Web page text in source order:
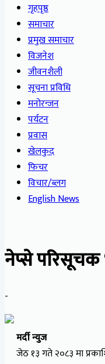
गृहपृष्ठ
समाचार
प्रमुख समाचार
विजनेश
जीवनशैली
सूचना प्रविधि
मनोरन्जन
पर्यटन
प्रवास
खेलकुद
फिचर
विचार/ब्लग
English News
नेप्से
-
मर्दी न्युज
जेठ १३ गते २०८३ मा